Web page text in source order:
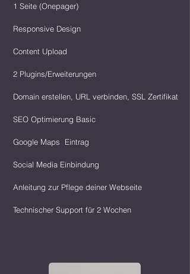
1 Seite (Onepager)
Responsive Design
Content Upload
2 Plugins/Erweiterungen
Domain erstellen, URL verbinden, SSL Zertifikat
SEO Optimierung Basic
Google Maps Eintrag
Social Media Einbindung
Anleitung zur Pflege deiner Webseite
Technischer Support für 2 Wochen